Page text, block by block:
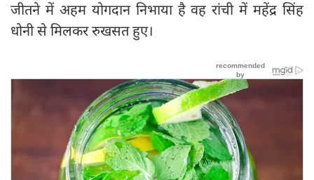
जीतने में अहम योगदान निभाया है वह रांची में महेंद्र सिंह
धोनी से मिलकर रुखसत हुए।